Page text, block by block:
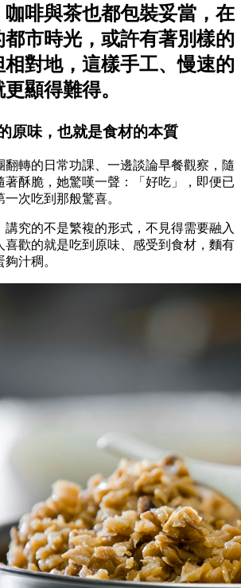
啡與茶也都包裝妥當，在
市時光，或許有著別樣的
對地，這樣手工、慢速的
顯得難得。
原味，也就是食材的本質
翻轉的日常功課、一邊談論早餐觀察，隨
著酥脆，她驚嘆一聲：「好吃」，即便已
次吃到那般驚喜。
講究的不是繁複的形式，不見得需要融入
喜歡的就是吃到原味、感受到食材，麵有
汁稠。